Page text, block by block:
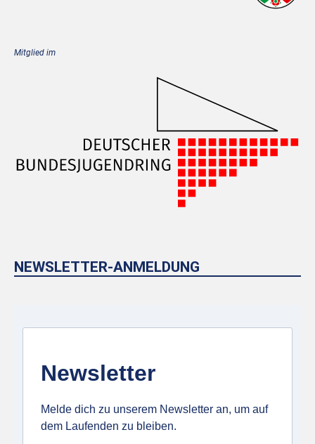
Mitglied im
NEWSLETTER-ANMELDUNG
Newsletter
Melde dich zu unserem Newsletter an, um auf
dem Laufenden zu bleiben.